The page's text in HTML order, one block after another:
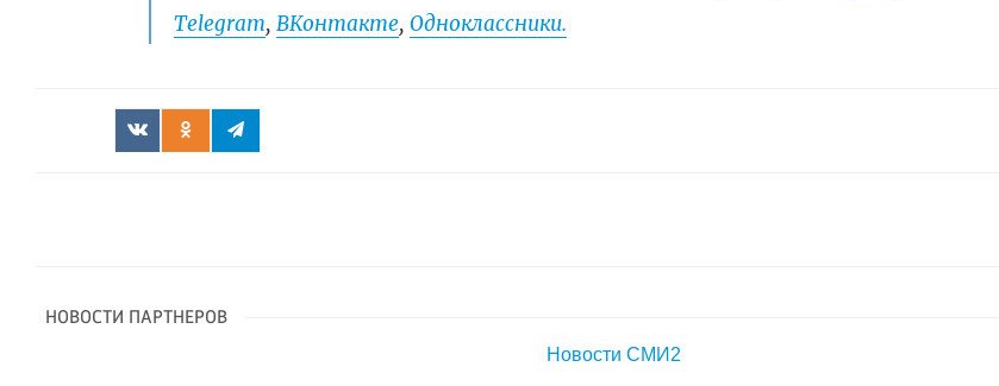
Telegram,ВКонтакте,Одноклассники.
НОВОСТИ ПАРТНЕРОВ
Новости СМИ2